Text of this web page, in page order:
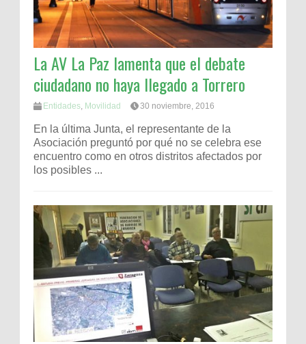
La AV La Paz lamenta que el debate
ciudadano no haya llegado a Torrero
Entidades, Movilidad 30 noviembre, 2016
En la última Junta, el representante de la
Asociación preguntó por qué no se celebra ese
encuentro como en otros distritos afectados por
los posibles ...